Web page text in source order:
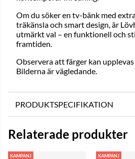
Om du söker en tv-bänk med
träkänsla och smart design, är
utmärkt val – en funktionell och
framtiden.
Observera att färger kan
Bilderna är vägledande.
PRODUKTSPECIFIKATION
Relaterade produkter
KAMPANJ KAMPANJ